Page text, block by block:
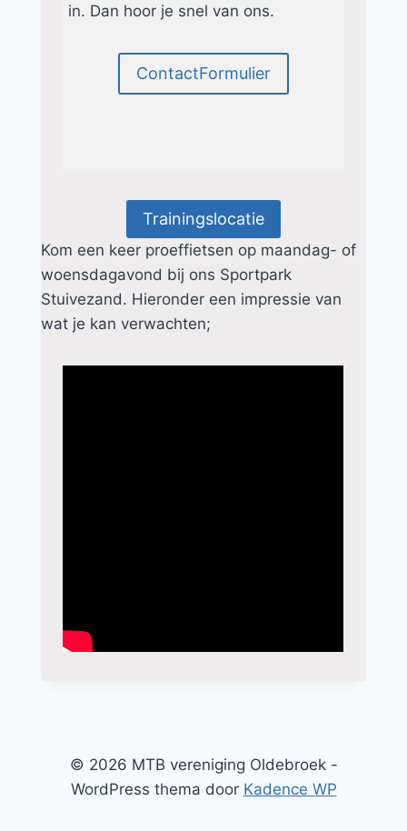
in. Dan hoor je snel van ons.
ContactFormulier
Trainingslocatie
Kom een keer proeffietsen op maandag- of
woensdagavond bij ons Sportpark
Stuivezand. Hieronder een impressie van
wat je kan verwachten;
© 2026 MTB vereniging Oldebroek -
WordPress thema door Kadence WP